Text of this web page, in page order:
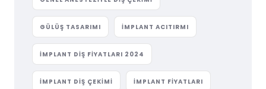
GÜLÜŞ TASARIMI IMPLANT ACITIRMI
IMPLANT DIŞ FIYATLARI 2024
IMPLANT DIŞ ÇEKIMI IMPLANT FIYATLARI